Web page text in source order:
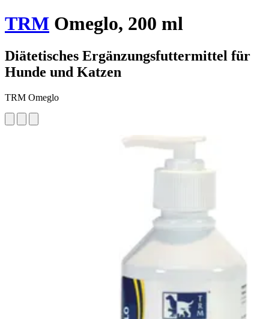
TRM Omeglo, 200 ml
Diätetisches Ergänzungsfuttermittel für
Hunde und Katzen
TRM Omeglo